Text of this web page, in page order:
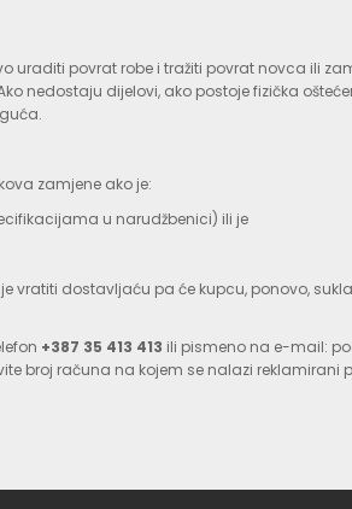
povrat robe i tražiti povrat novca ili
nedostaju dijelovi, ako postoje fizička
zamjene ako je:
u narudžbenici) ili je
vratiti dostavljaću pa će kupcu, ponovo,
+387 35 413 413 ili pismeno na e-mail:
broj računa na kojem se nalazi